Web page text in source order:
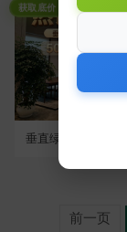
垂直绿化植物墙
前一页
获取底价